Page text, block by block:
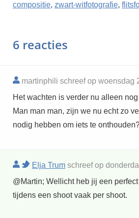
compositie, zwart-witfotografie,
6 reacties
martinphili schreef op woensdag
Het wachten is verder nu alleen
Man man man, zijn we nu echt zo
nodig hebben om iets te
Elja Trum schreef op
@Martin; Wellicht heb jij een
tijdens een shoot vaak per shoot.